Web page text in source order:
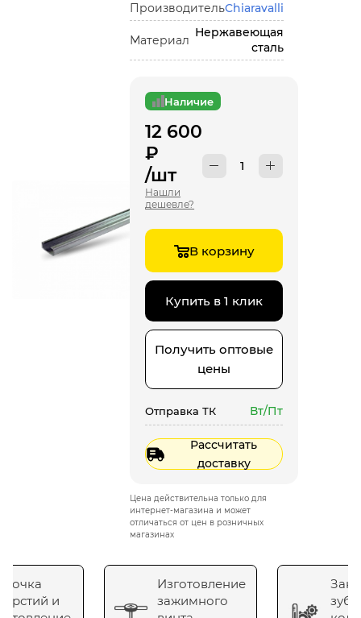
ПроизводительChiaravalli
Материал
Нержавеющая
сталь
Наличие
12 600
₽
/шт
Нашли
дешевле?
В корзину
Купить в 1 клик
Получить оптовые
цены
Отправка ТК Вт/Пт
Рассчитать
доставку
Цена действительна только для
интернет-магазина и может
отличаться от цен в розничных
магазинах
и
Изготовление
зажимного